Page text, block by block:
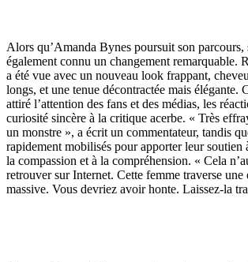
Alors qu’Amanda Bynes poursuit son parcours,
également connu un changement remarquable.
a été vue avec un nouveau look frappant,
longs, et une tenue décontractée mais élégante.
attiré l’attention des fans et des médias, les
curiosité sincère à la critique acerbe. « Très
un monstre », a écrit un commentateur, tandis
rapidement mobilisés pour apporter leur soutien
la compassion et à la compréhension. « Cela
retrouver sur Internet. Cette femme traverse
massive. Vous devriez avoir honte. Laissez-la